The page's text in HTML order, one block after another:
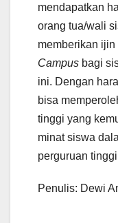
mendapatkan
orang tua/wali
memberikan
Campus bagi
ini. Dengan
bisa
tinggi yang
minat siswa
perguruan
Penulis: Dewi